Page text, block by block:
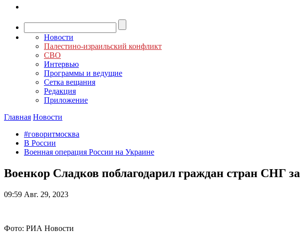
Новости
Палестино-израильский конфликт
СВО
Интервью
Программы и ведущие
Сетка вещания
Редакция
Приложение
Главная Новости
#говоритмосква
В России
Военная операция России на Украине
Военкор Сладков поблагодарил граждан стран СНГ
09:59 Авг. 29, 2023
Фото: РИА Новости